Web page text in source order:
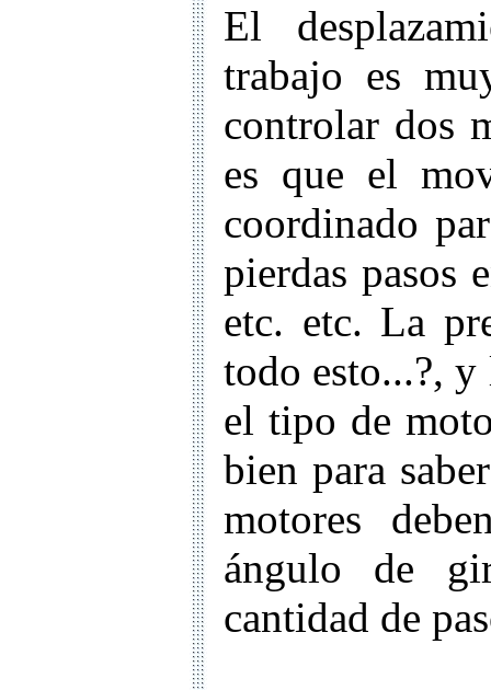
El
trabajo es
controlar dos
es que el
coordinado
pierdas pasos
etc. etc. La
todo esto...?, y
el tipo de
bien para
motores
ángulo de
cantidad de